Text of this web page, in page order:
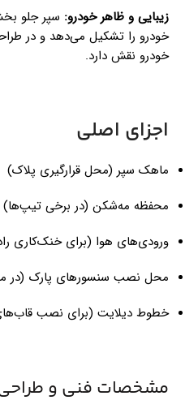
زیبایی و ظاهر خودرو: سپر جلو
خودرو را تشکیل می‌دهد و در
خودرو نقش دارد.
اجزای اصلی
ماهک سپر (محل قرارگیری پلاک)
محفظه مه‌شکن (در برخی تیپ‌ها)
ورودی‌های هوا (برای خنک‌کاری
محل نصب سنسورهای پارک (در
خطوط دیلایت (برای نصب
مشخصات فنی و